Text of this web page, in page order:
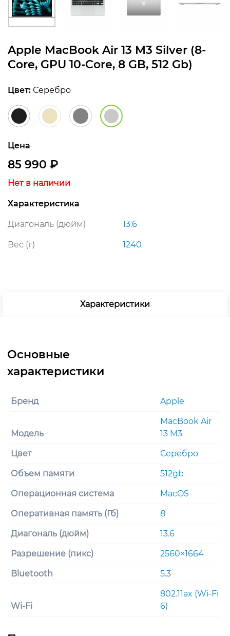
Apple MacBook Air 13 M3 Silver (8-
Core, GPU 10-Core, 8 GB, 512 Gb)
Цвет: Серебро
Цена
85 990 ₽
Нет в наличии
Характеристика
Диагональ (дюйм) 13.6
Вес (г) 1240
Характеристики
Бренд Apple
Модель
MacBook Air
13 M3
Цвет Серебро
Объем памяти 512gb
Операционная система MacOS
Оперативная память (Гб) 8
Диагональ (дюйм) 13.6
Разрешение (пикс) 2560×1664
Bluetooth 5.3
Wi-Fi
802.11ax (Wi-Fi
6)
выходных)